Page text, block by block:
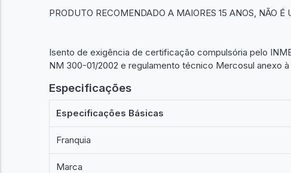
PRODUTO RECOMENDADO A MAIORES 15 ANOS, NÃO É
Isento de exigência de certificação compulsória pelo
NM 300-01/2002 e regulamento técnico Mercosul anexo à
Especificações
Especificações Básicas
Franquia
Marca